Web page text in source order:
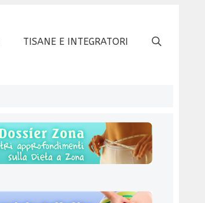
TISANE E INTEGRATORI